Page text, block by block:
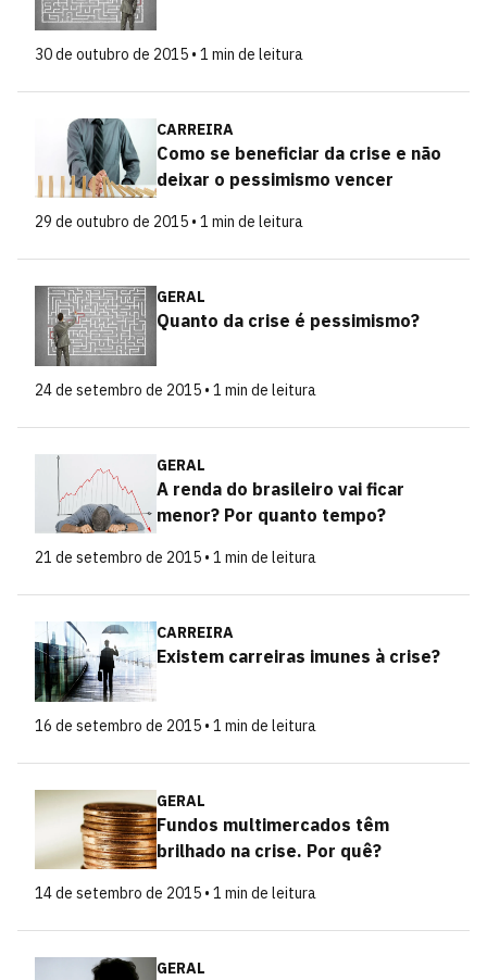
30 de outubro de 2015 • 1 min de leitura
CARREIRA
Como se beneficiar da crise e não
deixar o pessimismo vencer
29 de outubro de 2015 • 1 min de leitura
GERAL
Quanto da crise é pessimismo?
24 de setembro de 2015 • 1 min de leitura
GERAL
A renda do brasileiro vai ficar
menor? Por quanto tempo?
21 de setembro de 2015 • 1 min de leitura
CARREIRA
Existem carreiras imunes à crise?
16 de setembro de 2015 • 1 min de leitura
GERAL
Fundos multimercados têm
brilhado na crise. Por quê?
14 de setembro de 2015 • 1 min de leitura
GERAL